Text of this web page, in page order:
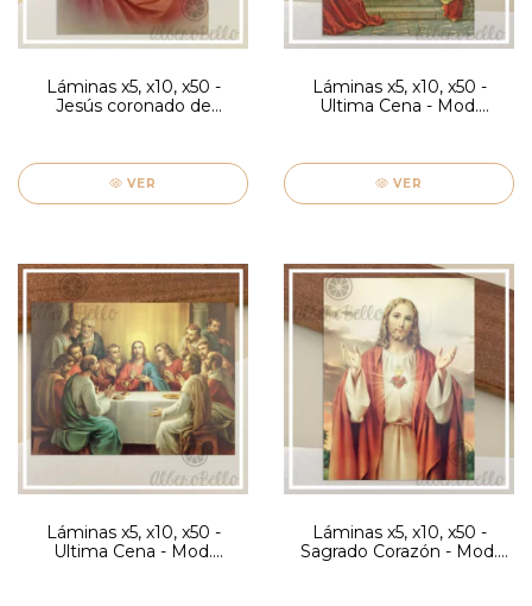
Láminas x5, x10, x50 -
Jesús coronado de
VER
Láminas x5, x10, x50 -
Ultima Cena - Mod.
VER
Láminas x5, x10, x50 -
Ultima Cena - Mod.
Láminas x5, x10, x50 -
Sagrado Corazón - Mod.